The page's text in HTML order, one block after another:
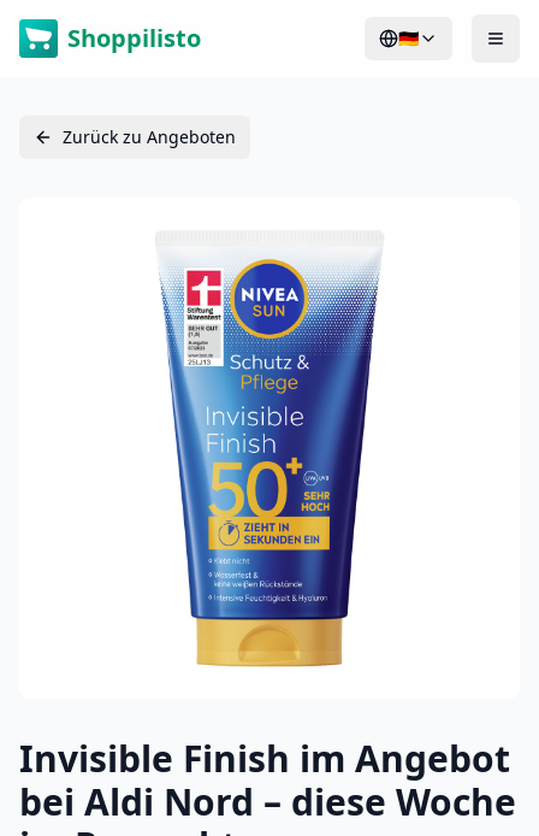
Shoppilisto 🇩🇪
Zurück zu Angeboten
Invisible Finish im Angebot
bei Aldi Nord – diese Woche